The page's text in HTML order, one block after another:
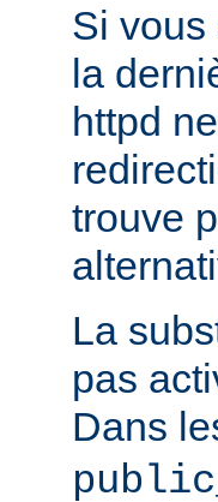
Si vous
la
httpd
trouve
La
pas
Dans